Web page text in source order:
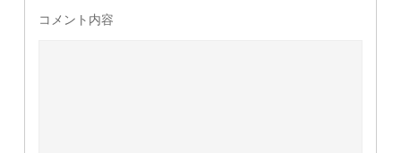
コメント内容